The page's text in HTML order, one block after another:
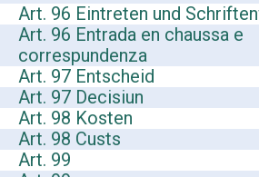
Art. 96 Eintreten und
Art. 96 Entrada en chaussa e
correspundenza
Art. 97 Entscheid
Art. 97 Decisiun
Art. 98 Kosten
Art. 98 Custs
Art. 99